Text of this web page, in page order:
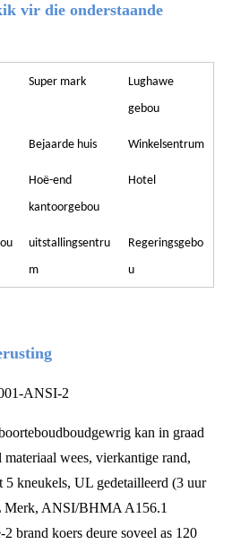
vir die onderstaande
Super mark
Lughawe
gebou
Bejaarde huis Winkelsentrum
Hoë-end
kantoorgebou
Hotel
uitstallingsentru
m
Regeringsgebo
u
ANSI-2
kan in graad
wees, vierkantige rand,
5 kneukels, UL gedetailleerd (3 uur
Merk, ANSI/BHMA A156.1
brand koers deure soveel as 120